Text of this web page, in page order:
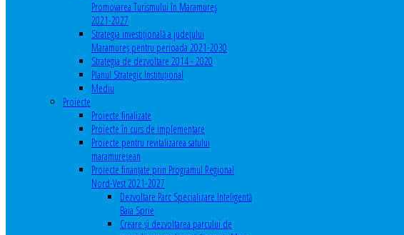
Promovarea Turismului în Maramureș
2021-2027
Strategia investiţională a județului
Maramureș pentru perioada 2021-2030
Strategia de dezvoltare 2014 - 2020
Planul Strategic Instituţional
Mediu
Proiecte
Proiecte finalizate
Proiecte în curs de implementare
Proiecte pentru revitalizarea satului
maramureşean
Proiecte finanțate prin Programul Regional
Nord-Vest 2021-2027
Dezvoltare Parc Specializare Inteligentă
Baia Sprie
Creare și dezvoltarea parcului de